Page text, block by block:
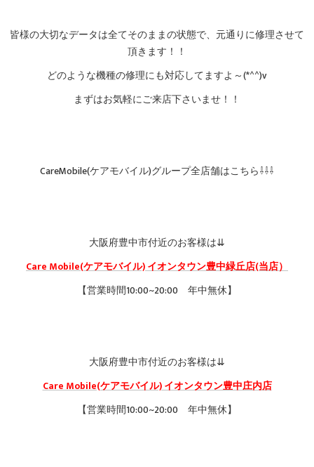
皆様の大切なデータは全てそのままの状態で、元通りに修理させて
頂きます！！
どのような機種の修理にも対応してますよ～(*^^)v
まずはお気軽にご来店下さいませ！！
CareMobile(ケアモバイル)グループ全店舗はこちら⇩⇩⇩
大阪府豊中市付近のお客様は⇊
Care Mobile(ケアモバイル) イオンタウン豊中緑丘店(当店）
【営業時間10:00~20:00 年中無休】
大阪府豊中市付近のお客様は⇊
Care Mobile(ケアモバイル) イオンタウン豊中庄内店
【営業時間10:00~20:00 年中無休】